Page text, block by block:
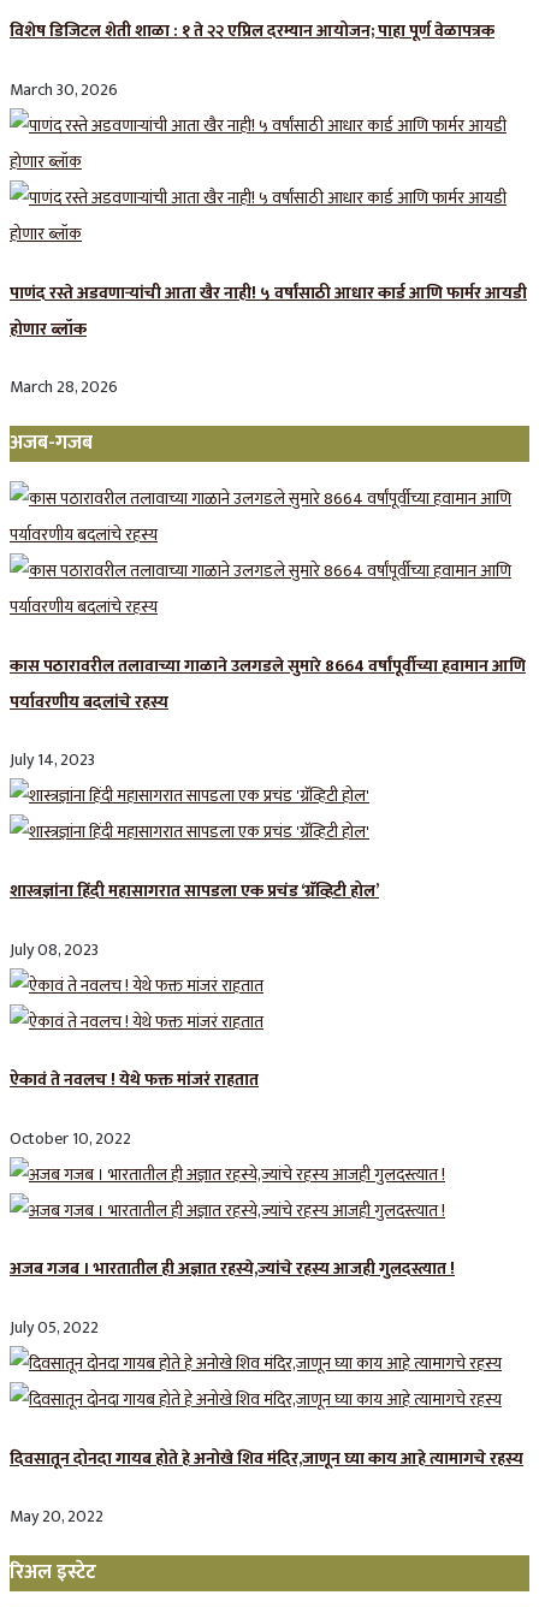
विशेष डिजिटल शेती शाळा : १ ते २२ एप्रिल दरम्यान आयोजन; पाहा पूर्ण वेळापत्रक
March 30, 2026
पाणंद रस्ते अडवणाऱ्यांची आता खैर नाही! ५ वर्षांसाठी आधार कार्ड आणि फार्मर आयडी
होणार ब्लॉक
March 28, 2026
अजब-गजब
कास पठारावरील तलावाच्या गाळाने उलगडले सुमारे 8664 वर्षांपूर्वीच्या हवामान आणि
पर्यावरणीय बदलांचे रहस्य
July 14, 2023
शास्त्रज्ञांना हिंदी महासागरात सापडला एक प्रचंड ‘ग्रॅव्हिटी होल’
July 08, 2023
ऐकावं ते नवलच ! येथे फक्त मांजरं राहतात
October 10, 2022
अजब गजब । भारतातील ही अज्ञात रहस्ये,ज्यांचे रहस्य आजही गुलदस्त्यात !
July 05, 2022
दिवसातून दोनदा गायब होते हे अनोखे शिव मंदिर,जाणून घ्या काय आहे त्यामागचे रहस्य
May 20, 2022
रिअल इस्टेट